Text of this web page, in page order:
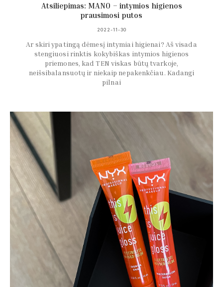
Atsiliepimas: MANO – intymios higienos
prausimosi putos
2022-11-30
Ar skiri ypatingą dėmesį intymiai higienai? Aš visada
stengiuosi rinktis kokybiškas intymios higienos
priemones, kad TEN viskas būtų tvarkoje,
neišsibalansuotų ir niekaip nepakenkčiau. Kadangi
pilnai